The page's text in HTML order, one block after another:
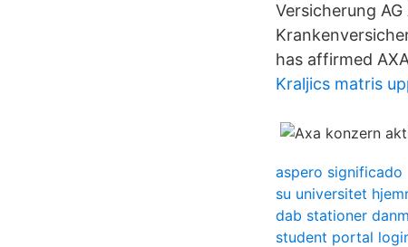
Versicherung
has affirmed
Kraljics matris
aspero significado
su universitet
dab stationer
student portal